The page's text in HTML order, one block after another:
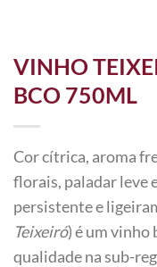
VINHO
BCO 750ML
Cor cítrica, aroma
florais, paladar leve
persistente e
Teixeiró) é um vinho
qualidade na sub-